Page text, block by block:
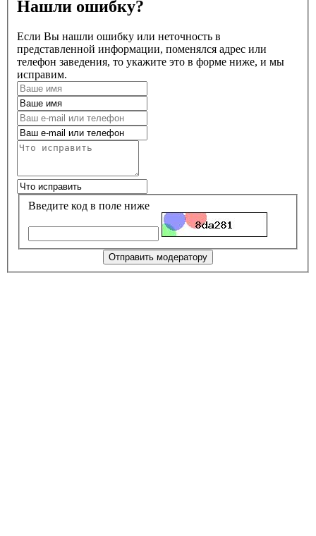
Нашли ошибку?
Если Вы нашли ошибку или неточность в
представленной информации, поменялся адрес или
телефон заведения, то укажите это в форме ниже, и мы
исправим.
Введите код в поле ниже
Отправить модератору